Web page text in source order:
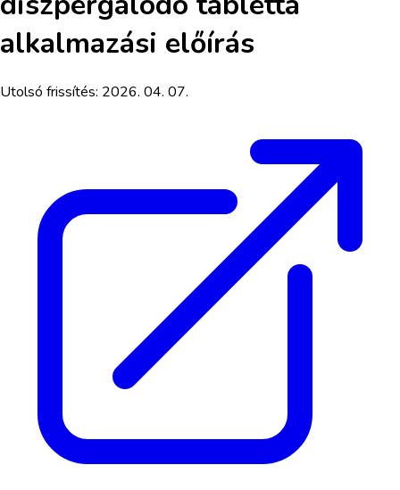
alkalmazási előírás
Utolsó frissítés: 2026. 04. 07.